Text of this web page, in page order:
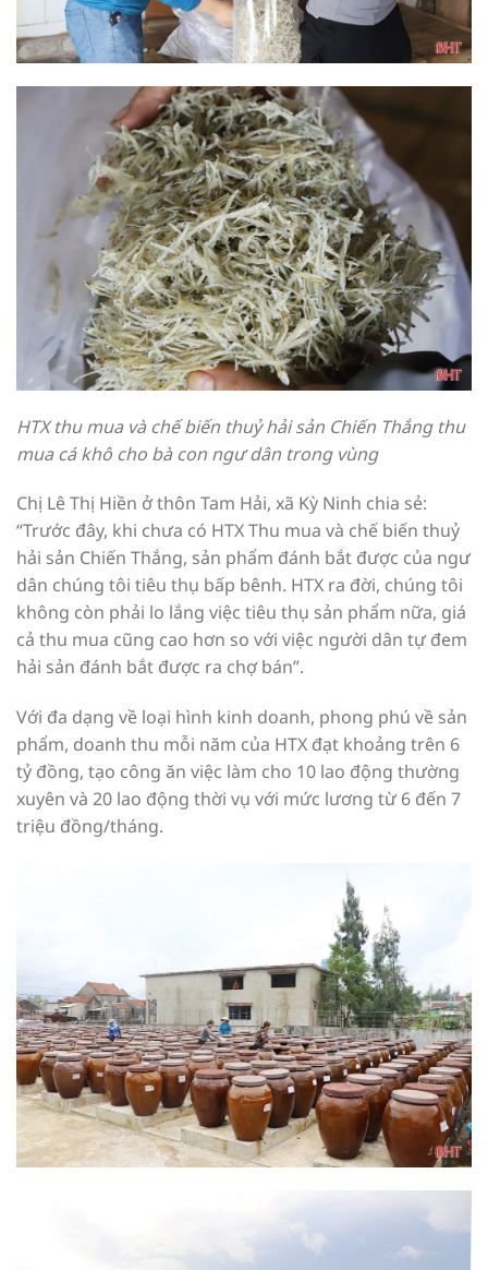
HTX thu mua và chế biến thuỷ hải sản Chiến Thắng thu
mua cá khô cho bà con ngư dân trong vùng
Chị Lê Thị Hiền ở thôn Tam Hải, xã Kỳ Ninh chia sẻ:
“Trước đây, khi chưa có HTX Thu mua và chế biến thuỷ
hải sản Chiến Thắng, sản phẩm đánh bắt được của ngư
dân chúng tôi tiêu thụ bấp bênh. HTX ra đời, chúng tôi
không còn phải lo lắng việc tiêu thụ sản phẩm nữa, giá
cả thu mua cũng cao hơn so với việc người dân tự đem
hải sản đánh bắt được ra chợ bán”.
Với đa dạng về loại hình kinh doanh, phong phú về sản
phẩm, doanh thu mỗi năm của HTX đạt khoảng trên 6
tỷ đồng, tạo công ăn việc làm cho 10 lao động thường
xuyên và 20 lao động thời vụ với mức lương từ 6 đến 7
triệu đồng/tháng.